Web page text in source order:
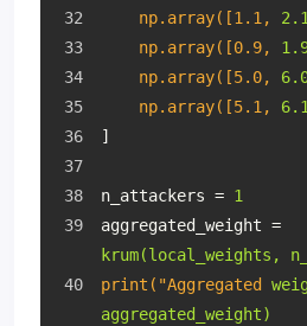
np.array([1.1,
np.array([0.9,
np.array([5.0,
np.array([5.1,
]
n_attackers = 1
aggregated_weight
krum(local_weights,
print("Aggregated
aggregated_weight)